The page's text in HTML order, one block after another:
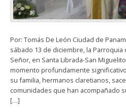
Por: Tomás De León Ciudad de
sábado 13 de diciembre, la
Señor, en Santa Librada-San
momento profundamente
su familia, hermanos claretianos,
comunidades que han acompañado
[…]